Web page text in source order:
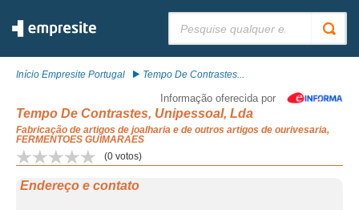
Início Empresite Portugal Tempo De Contrastes...
Informação oferecida por
Tempo De Contrastes, Unipessoal, Lda
Fabricação de artigos de joalharia e de outros artigos de ourivesaria,
FERMENTOES GUIMARAES
(0 votos)
Endereço e contato